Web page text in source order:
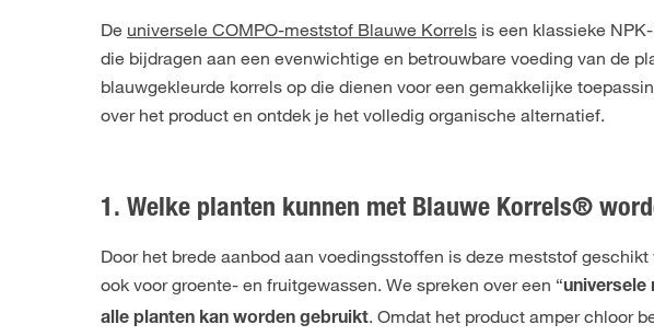
De universele COMPO-meststof Blauwe Korrels is een klassieke
die bijdragen aan een evenwichtige en betrouwbare voeding van de
blauwgekleurde korrels op die dienen voor een gemakkelijke
over het product en ontdek je het volledig organische alternatief.
1. Welke planten kunnen met Blauwe Korrels®
Door het brede aanbod aan voedingsstoffen is deze meststof
ook voor groente- en fruitgewassen. We spreken over een “universele
alle planten kan worden gebruikt. Omdat het product amper chloor